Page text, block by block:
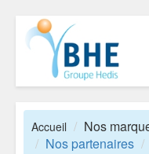
Accueil
Nos
Nos partenaires